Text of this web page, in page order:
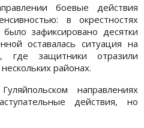
боевые действия
в окрестностях
зафиксировано десятки
оставалась ситуация на
где защитники отразили
районах.
направлениях
действия, но